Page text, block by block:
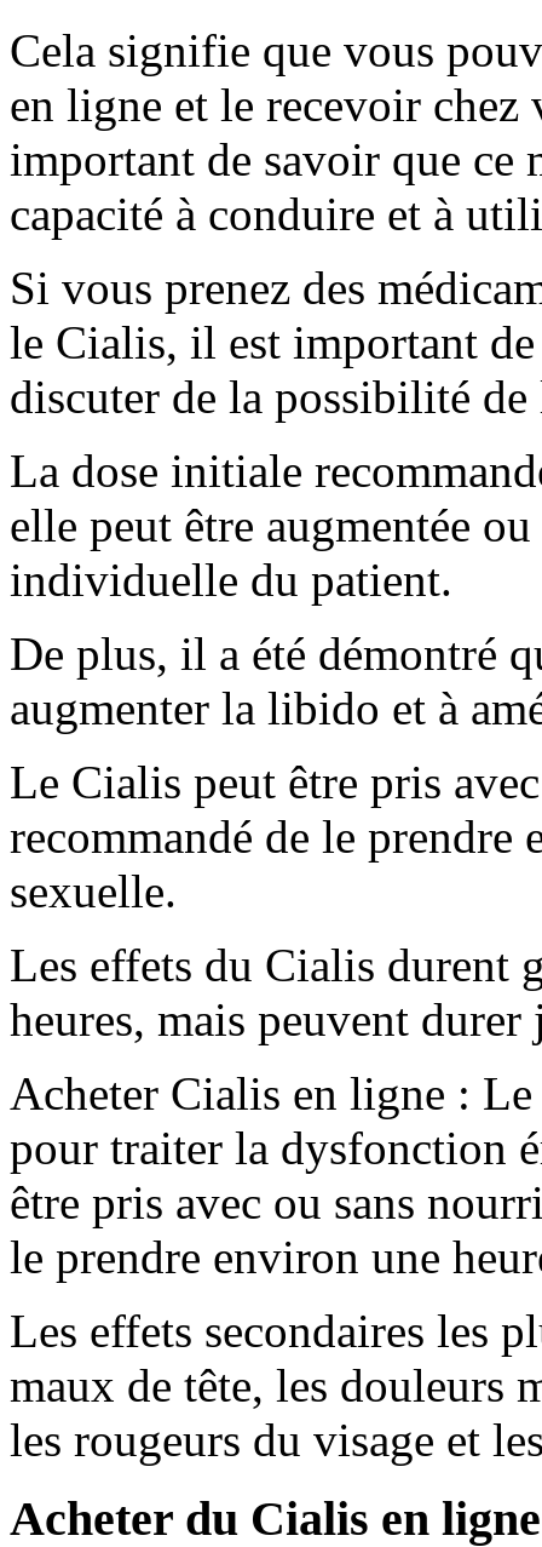
Cela signifie que vous
en ligne et le recevoir chez
important de savoir que ce
capacité à conduire et à
Si vous prenez des
le Cialis, il est important
discuter de la possibilité de
La dose initiale
elle peut être augmentée
individuelle du patient.
De plus, il a été démontré
augmenter la libido et à
Le Cialis peut être pris
recommandé de le
sexuelle.
Les effets du Cialis durent
heures, mais peuvent durer
Acheter Cialis en ligne :
pour traiter la dysfonction
être pris avec ou sans
le prendre environ une
Les effets secondaires les
maux de tête, les douleurs
les rougeurs du visage et
Acheter du Cialis en ligne